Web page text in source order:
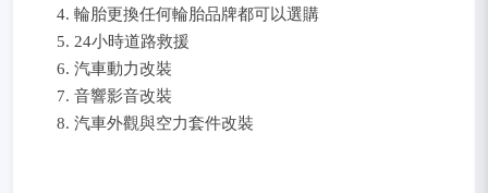
輪胎更換任何輪胎品牌都可以選購
24小時道路救援
汽車動力改裝
音響影音改裝
汽車外觀與空力套件改裝